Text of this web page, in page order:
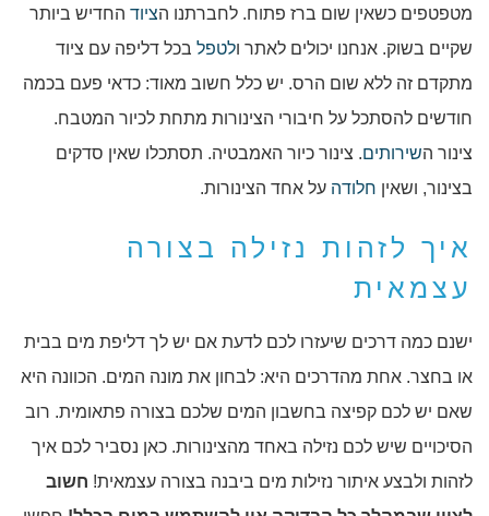
מטפטפים כשאין שום ברז פתוח. לחברתנו הציוד החדיש ביותר
שקיים בשוק. אנחנו יכולים לאתר ולטפל בכל דליפה עם ציוד
מתקדם זה ללא שום הרס. יש כלל חשוב מאוד: כדאי פעם בכמה
חודשים להסתכל על חיבורי הצינורות מתחת לכיור המטבח.
צינור השירותים. צינור כיור האמבטיה. תסתכלו שאין סדקים
בצינור, ושאין חלודה על אחד הצינורות.
איך לזהות נזילה בצורה
עצמאית
ישנם כמה דרכים שיעזרו לכם לדעת אם יש לך דליפת מים בבית
או בחצר. אחת מהדרכים היא: לבחון את מונה המים. הכוונה היא
שאם יש לכם קפיצה בחשבון המים שלכם בצורה פתאומית. רוב
הסיכויים שיש לכם נזילה באחד מהצינורות. כאן נסביר לכם איך
לזהות ולבצע איתור נזילות מים ביבנה בצורה עצמאית! חשוב